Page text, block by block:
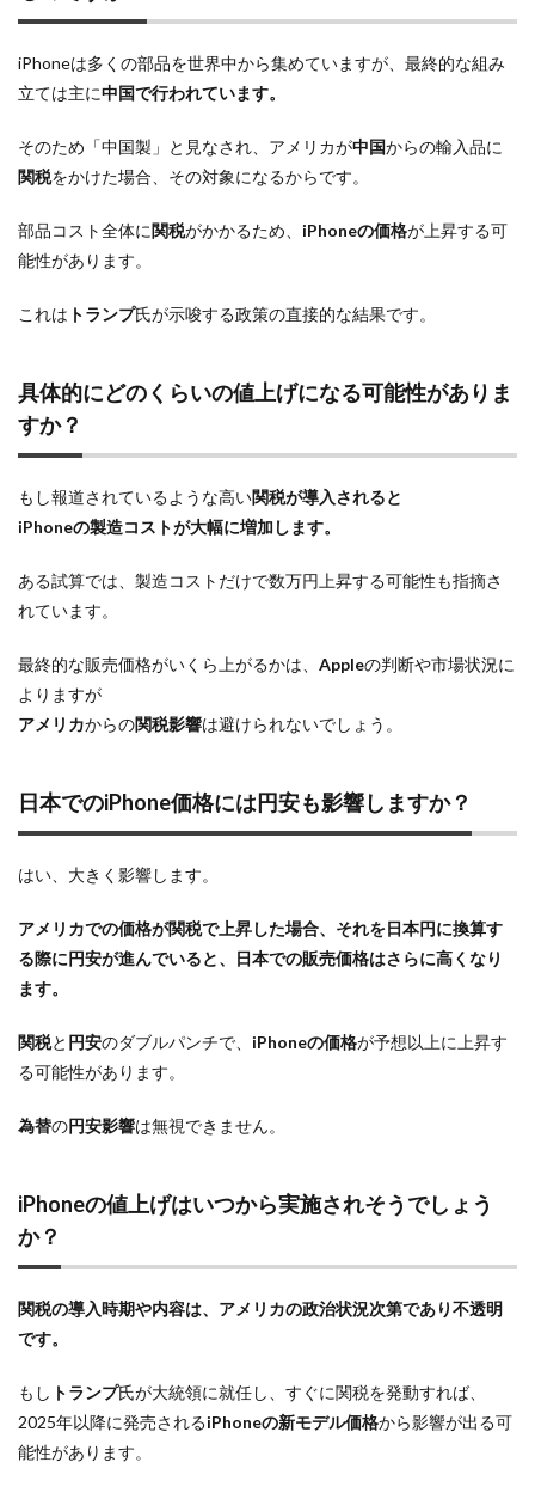
iPhoneは多くの部品を世界中から集めていますが、最終的な組み
立ては主に中国で行われています。
そのため「中国製」と見なされ、アメリカが中国からの輸入品に
関税をかけた場合、その対象になるからです。
部品コスト全体に関税がかかるため、 iPhoneの価格が上昇する可
能性があります。
これは トランプ氏が示唆する政策の直接的な結果です。
具体的にどのくらいの値上げになる可能性がありま
すか？
もし報道されているような高い関税が導入されると
iPhoneの製造コストが大幅に増加します。
ある試算では、製造コストだけで数万円上昇する可能性も指摘さ
れています。
最終的な販売価格がいくら上がるかは、 Appleの判断や市場状況に
よりますが
アメリカからの関税影響は避けられないでしょう。
日本でのiPhone価格には円安も影響しますか？
はい、大きく影響します。
アメリカでの価格が関税で上昇した場合、それを日本円に換算す
る際に円安が進んでいると、日本での販売価格はさらに高くなり
ます。
関税と 円安のダブルパンチで、 iPhoneの価格が予想以上に上昇す
る可能性があります。
為替の円安影響は無視できません。
iPhoneの値上げはいつから実施されそうでしょう
か？
関税の導入時期や内容は、 アメリカの政治状況次第であり不透明
です。
もし トランプ氏が大統領に就任し、すぐに関税を発動すれば、
2025年以降に発売されるiPhoneの新モデル価格から影響が出る可
能性があります。